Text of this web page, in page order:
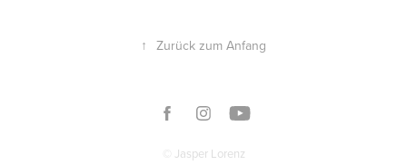
↑ Zurück zum Anfang
© Jasper Lorenz